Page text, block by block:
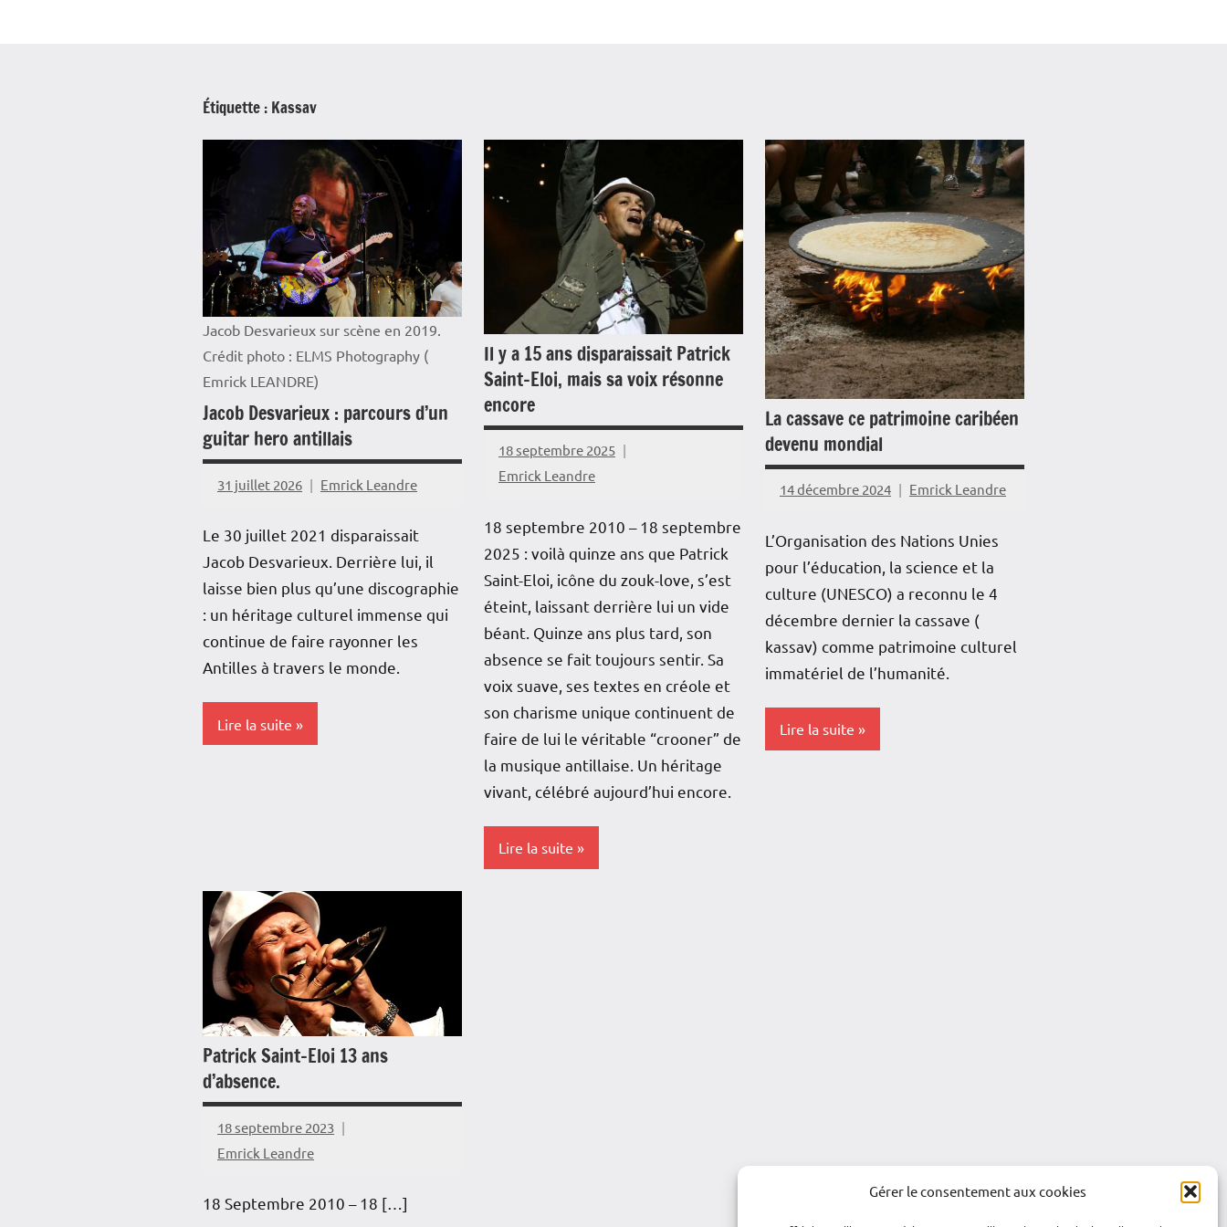
Gérer le consentement aux cookies
Étiquette : Kassav
Jacob Desvarieux sur scène en 2019.
Crédit photo : ELMS Photography (
Emrick LEANDRE)
Jacob Desvarieux : parcours d’un
guitar hero antillais
31 juillet 2026 Emrick Leandre
Aucun
Le 30 juillet 2021 disparaissait
Jacob Desvarieux. Derrière lui, il
laisse bien plus qu’une discographie
: un héritage culturel immense qui
continue de faire rayonner les
Antilles à travers le monde.
Lire la suite
France
Guadeloupe
Histoire
Martinique
Musique
Outremer
Société
Il y a 15 ans disparaissait Patrick
Saint-Eloi, mais sa voix résonne
encore
18 septembre 2025
Emrick Leandre
18 septembre 2010 – 18 septembre
2025 : voilà quinze ans que Patrick
Saint-Eloi, icône du zouk-love, s’est
éteint, laissant derrière lui un vide
béant. Quinze ans plus tard, son
absence se fait toujours sentir. Sa
voix suave, ses textes en créole et
son charisme unique continuent de
faire de lui le véritable “crooner” de
la musique antillaise. Un héritage
vivant, célébré aujourd’hui encore.
Lire la suite
La cassave ce patrimoine caribéen
devenu mondial
14 décembre 2024 Emrick Leandre
L’Organisation des Nations Unies
pour l’éducation, la science et la
culture (UNESCO) a reconnu le 4
décembre dernier la cassave (
kassav) comme patrimoine culturel
immatériel de l’humanité.
Lire la suite
Patrick Saint-Eloi 13 ans
d’absence.
18 septembre 2023
Emrick Leandre
18 Septembre 2010 – 18 […]